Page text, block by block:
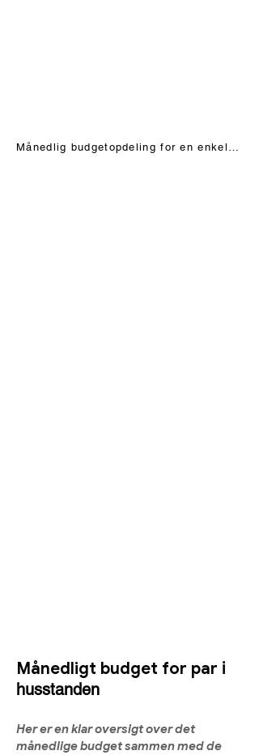
Månedligt budget for par i
husstanden
Her er en klar oversigt over det
månedligebudget sammen med de